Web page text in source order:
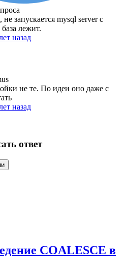
запускается mysql server с
лежит.
назад
не те. По идеи оно даже с
назад
ответ
COALESCE в